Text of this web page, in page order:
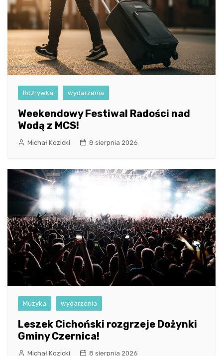
Rozrywka wydarzenia
Weekendowy Festiwal Radości nad
Wodą z MCS!
Michał Kozicki 8 sierpnia 2026
Muzyka wydarzenia
Leszek Cichoński rozgrzeje Dożynki
Gminy Czernica!
Michał Kozicki 8 sierpnia 2026